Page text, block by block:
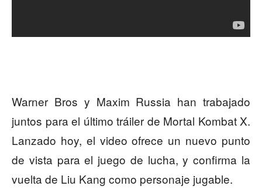
Warner Bros y Maxim Russia han trabajado
juntos para el último tráiler de Mortal Kombat X.
Lanzado hoy, el video ofrece un nuevo punto
de vista para el juego de lucha, y confirma la
vuelta de Liu Kang como personaje jugable.